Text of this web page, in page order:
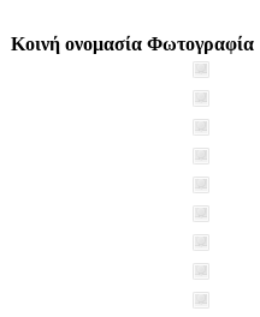
Κοινή ονομασία Φωτογραφία